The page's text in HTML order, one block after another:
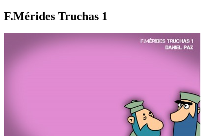
F.Mérides Truchas 1